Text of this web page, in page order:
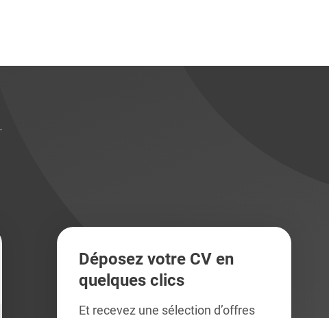
Déposez votre CV en
quelques clics
Et recevez une sélection d’offres